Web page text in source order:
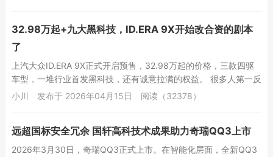
32.98万起+九大黑科技，ID.ERA 9X开始改合资的剧本
了
上汽大众ID.ERA 9X正式开启预售，32.98万起的价格，三款四驱
车型，一堆行业首发黑科技，还有诚意拉满的权益。 很多人第一反
应是，大众这是憋不住了？...
小川 发布于 2026年04月15日 阅读（32378）
远超国标安全冗余 国轩高科技术成果助力奇瑞QQ3上市
2026年3月30日，奇瑞QQ3正式上市。在智能化层面，全新QQ3